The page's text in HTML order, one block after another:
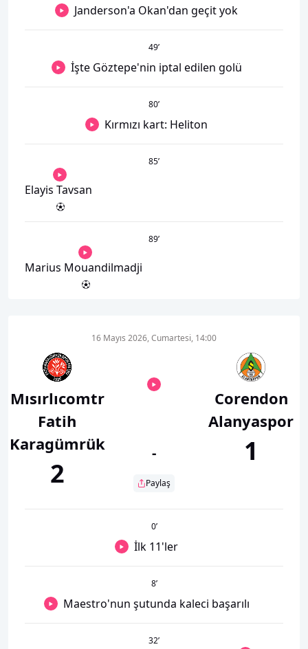
Janderson'a Okan'dan geçit yok
49’
İşte Göztepe'nin iptal edilen golü
80’
Kırmızı kart: Heliton
85’
Elayis Tavsan
89’
Marius Mouandilmadji
Mısırlıcomtr
Fatih
Karagümrük
2
16 Mayıs 2026, Cumartesi, 14:00
-
Paylaş
Corendon
Alanyaspor
1
0’
İlk 11'ler
8’
Maestro'nun şutunda kaleci başarılı
32’